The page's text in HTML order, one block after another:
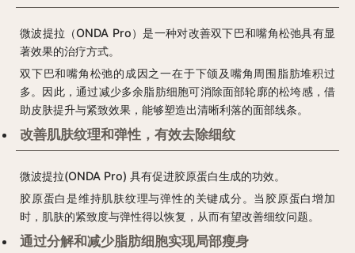
微波提拉（ONDA Pro）是一种对改善双下巴和嘴角松弛具有显
著效果的治疗方式。
双下巴和嘴角松弛的成因之一在于下颌及嘴角周围脂肪堆积过
多。因此，通过减少多余脂肪细胞可消除面部轮廓的松垮感，借
助皮肤提升与紧致效果，能够塑造出清晰利落的面部线条。
改善肌肤纹理和弹性，有效去除细纹
微波提拉(ONDA Pro) 具有促进胶原蛋白生成的功效。
胶原蛋白是维持肌肤纹理与弹性的关键成分。当胶原蛋白增加
时，肌肤的紧致度与弹性得以恢复，从而有望改善细纹问题。
通过分解和减少脂肪细胞实现局部瘦身